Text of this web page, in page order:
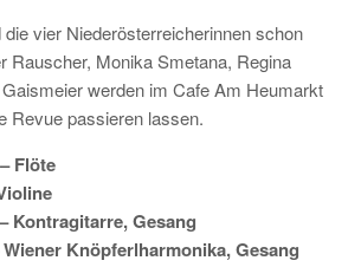
die vier Niederösterreicherinnen schon
Rauscher, Monika Smetana, Regina
werden im Cafe Am Heumarkt
Revue passieren lassen.
Flöte
Kontragitarre, Gesang
Knöpferlharmonika, Gesang